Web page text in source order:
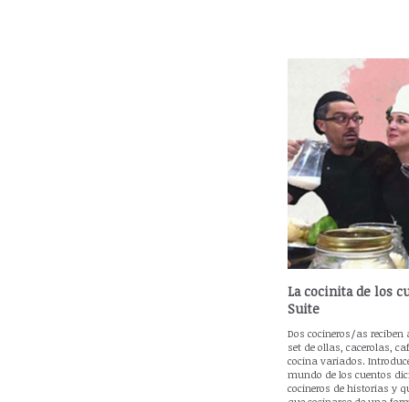
La cocinita de los
Suite
Dos cocineros/as
set de ollas, cacerolas,
cocina variados.
mundo de los cuentos
cocineros de historias y